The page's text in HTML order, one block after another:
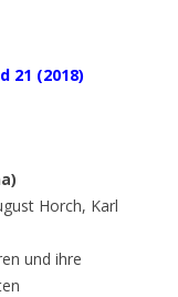
21 (2018)
Horch, Karl
und ihre